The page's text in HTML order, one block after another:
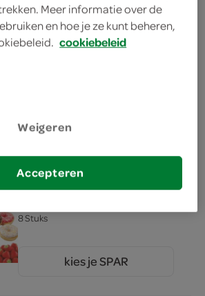
Kit Kat Kit Kat Chocoladereep
4.99
Lindt Lindt Chocolade Gold
8 Stuks
kies je SPAR
Meer informatie over de
en hoe je ze kunt beheren,
cookiebeleid
Weigeren
Accepteren